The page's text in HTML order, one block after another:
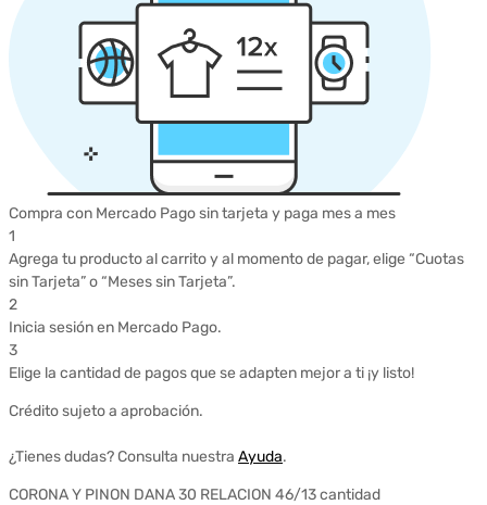
Compra con Mercado Pago sin tarjeta y paga mes a mes
1
Agrega tu producto al carrito y al momento de pagar, elige “Cuotas
sin Tarjeta” o “Meses sin Tarjeta”.
2
Inicia sesión en Mercado Pago.
3
Elige la cantidad de pagos que se adapten mejor a ti ¡y listo!
Crédito sujeto a aprobación.
¿Tienes dudas? Consulta nuestra Ayuda.
CORONA Y PINON DANA 30 RELACION 46/13 cantidad